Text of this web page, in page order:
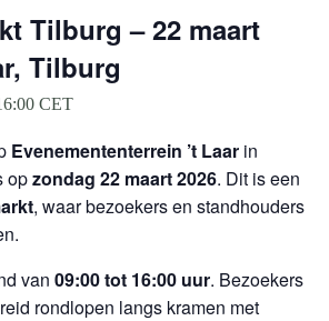
Tilburg – 22 maart
Tilburg
CET
Evenemententerrein ’t Laar in
opzondag 22 maart 2026. Dit is een
, waar bezoekers en standhouders
van 09:00 tot 16:00 uur. Bezoekers
rondlopen langs kramen met